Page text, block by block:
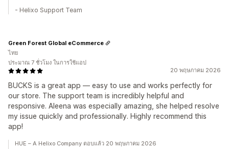
- Helixo Support Team
20 พฤษภาคม 2026
BUCKS is a great app — easy to use and works perfectly for
our store. The support team is incredibly helpful and
responsive. Aleena was especially amazing, she helped resolve
my issue quickly and professionally. Highly recommend this
app!
Green Forest Global eCommerce
ไทย
ประมาณ 7 ชั่วโมง ในการใช้แอป
HUE – A Helixo Company ตอบแล้ว 20 พฤษภาคม 2026